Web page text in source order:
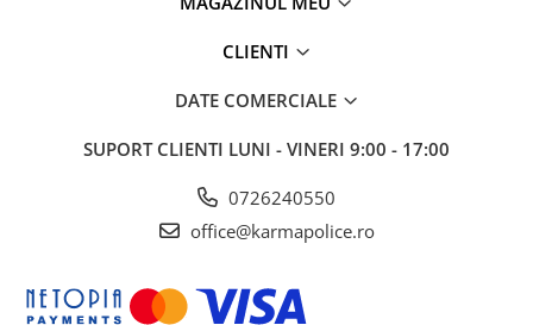
CLIENTI
DATE COMERCIALE
SUPORT CLIENTI LUNI - VINERI 9:00 - 17:00
0726240550
office@karmapolice.ro